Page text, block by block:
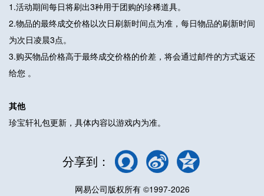
1.活动期间每日将刷出3种用于团购的珍稀道具。
2.物品的最终成交价格以次日刷新时间点为准，每日物品的刷新时间
为次日凌晨3点。
3.购买物品价格高于最终成交价格的价差，将会通过邮件的方式返还
给您 。
其他
珍宝轩礼包更新，具体内容以游戏内为准。
分享到：
网易公司版权所有 ©1997-2026